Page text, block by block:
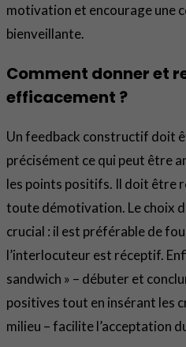
motivation et encourage une
bienveillante.
Comment donner et
efficacement ?
Un feedback constructif doit
précisément ce qui peut être
les points positifs. Il doit être
toute démotivation. Le choix
crucial : il est préférable de
l’interlocuteur est réceptif.
sandwich » – débuter et
positives tout en insérant les
milieu – facilite l’acceptation